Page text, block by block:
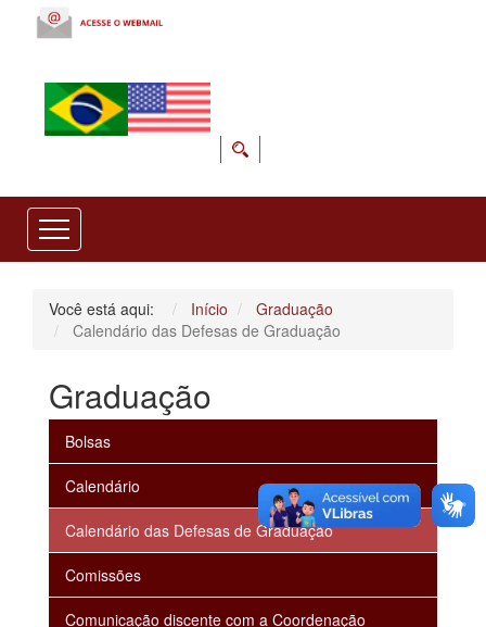
Você está aqui: Início
Graduação
Calendário das Defesas de Graduação
Graduação
Bolsas
Calendário
Calendário das Defesas de Graduação
Comissões
Comunicação discente com a Coordenação